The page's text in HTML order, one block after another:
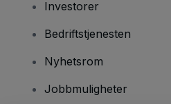
Investorer
Bedriftstjenesten
Nyhetsrom
Jobbmuligheter